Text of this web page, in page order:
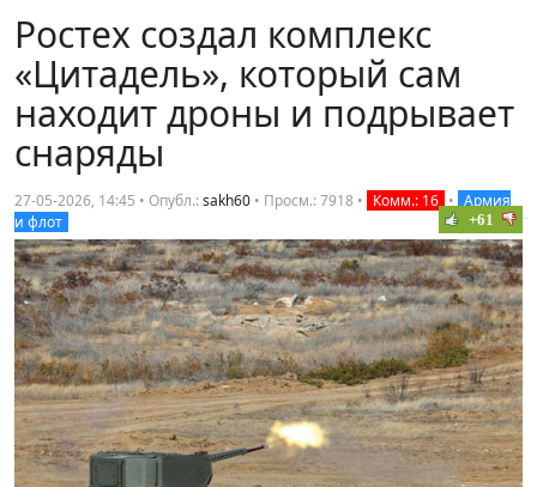
Ростех создал комплекс
«Цитадель», который сам
находит дроны и подрывает
снаряды
27-05-2026, 14:45 • Опубл.:sakh60 • Просм.: 7918 • Комм.: 16 • Армия
и флот
+61